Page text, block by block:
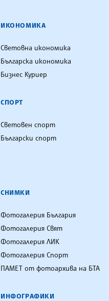
ИКОНОМИКА
Световна икономика
Българска икономика
Бизнес Куриер
СПОРТ
Световен спорт
Български спорт
СНИМКИ
Фотогалерия България
Фотогалерия Свят
Фотогалерия ЛИК
Фотогалерия Спорт
ПАМЕТ от фотоархива на БТА
ИНФОГРАФИКИ